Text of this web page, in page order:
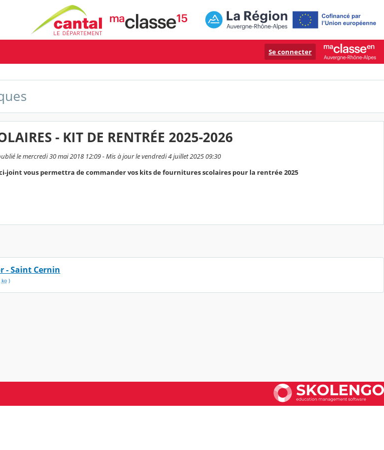
Se connecter
- KIT DE RENTRÉE 2025-2026
le mercredi 30 mai 2018 12:09 - Mis à jour le vendredi 4 juillet 2025 09:30
joint vous permettra de commander vos kits de fournitures scolaires pour la rentrée 2025
- Saint Cernin
ko)